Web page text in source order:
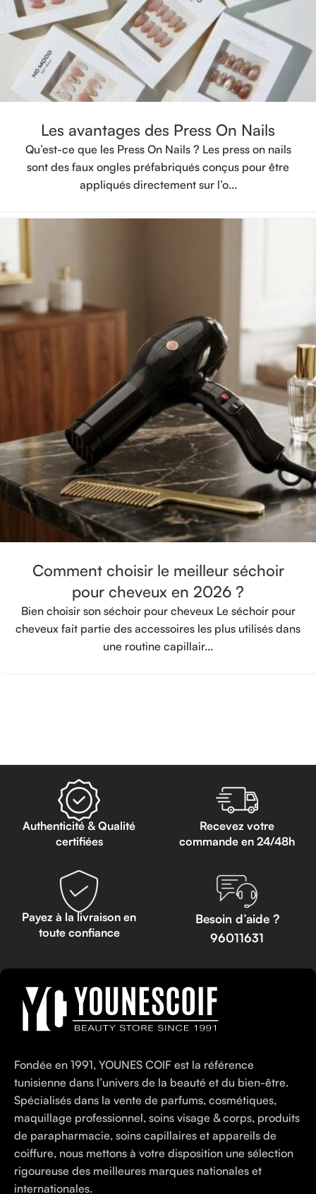
Les avantages des Press On Nails
Qu’est-ce que les Press On Nails ? Les press on nails
sont des faux ongles préfabriqués conçus pour être
appliqués directement sur l’o...
Comment choisir le meilleur séchoir
pour cheveux en 2026 ?
Bien choisir son séchoir pour cheveux Le séchoir pour
cheveux fait partie des accessoires les plus utilisés dans
une routine capillair...
Authenticité & Qualité
certifiées
Recevez votre
commande en 24/48h
Payez à la livraison en
toute confiance
Besoin d’aide ?
96011631
Fondée en 1991, YOUNES COIF est la référence
tunisienne dans l’univers de la beauté et du bien-être.
Spécialisés dans la vente de parfums, cosmétiques,
maquillage professionnel, soins visage & corps, produits
de parapharmacie, soins capillaires et appareils de
coiffure, nous mettons à votre disposition une sélection
rigoureuse des meilleures marques nationales et
internationales.